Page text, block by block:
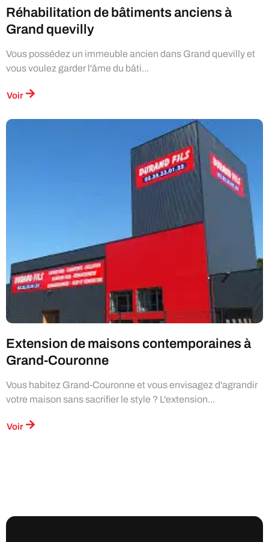
Réhabilitation de bâtiments anciens à
Grand quevilly
Vous possédez un immeuble ancien dans Grand quevilly et
vous voulez garder l'âme du bâti...
Voir
Extension de maisons contemporaines à
Grand-Couronne
Vous habitez Grand-Couronne et vous envisagez d'agrandir
votre maison sans sacrifier le style ? L'extension...
Voir